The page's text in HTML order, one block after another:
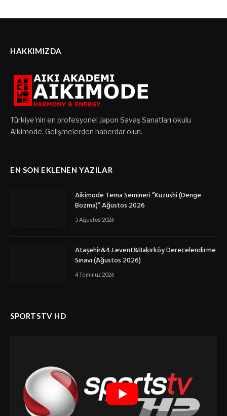
HAKKIMIZDA
Türkiye'nin en profesyonel Japon Savaş Sanatları okulu
Aikimode. Gelişmelerden haberdar olun.
EN SON EKLENEN YAZILAR
Aikimode Tema Semineri ”Kuzushi (Denge
Bozma)” Ağustos 2026
5 Ağustos 2026
Ataşehir&4.Levent&Bakırköy Derecelendirme
Sınavı (Ağustos 2026)
4 Temmuz 2026
SPORTSTV HD